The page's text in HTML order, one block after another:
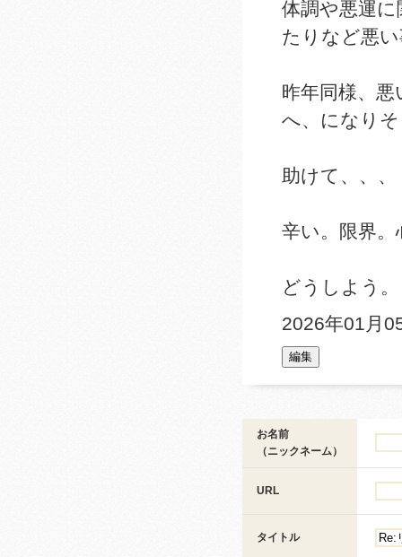
体調や悪運
たりなど悪
昨年同様、
へ、になり
助けて、、、
辛い。限界。
どうしよう。
2026年01月
お名前
（ニックネーム）
URL
タイトル